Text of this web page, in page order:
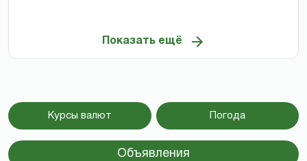
Показать ещё
Курсы валют Погода
Объявления